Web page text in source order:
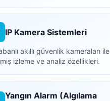
IP Kamera Sistemleri
akıllı güvenlik kameraları ile
izleme ve analiz özellikleri.
Yangın Alarm (Algılama